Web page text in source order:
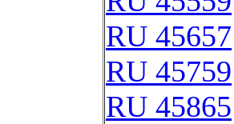
RU 45657
RU 45759
RU 45865